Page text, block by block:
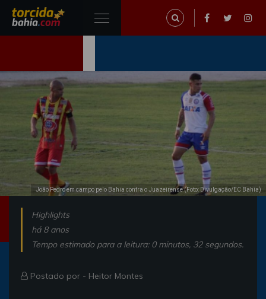
João Pedro em campo pelo Bahia contra o Juazeirense (Foto: Divulgação/EC Bahia)
Highlights
há 8 anos
Tempo estimado para a leitura: 0 minutos, 32 segundos.
Postado por - Heitor Montes